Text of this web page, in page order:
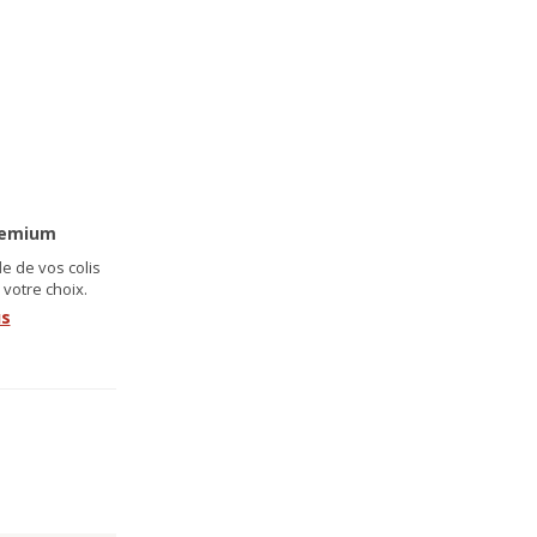
de vos colis
choix.